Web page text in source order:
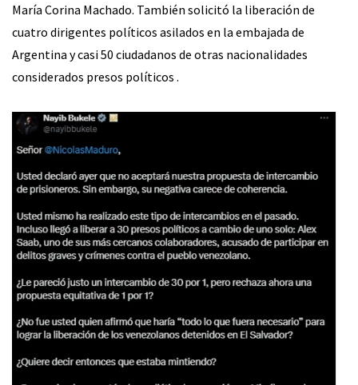
María Corina Machado. También solicitó la liberación de
cuatro dirigentes políticos asilados en la embajada de
Argentina y casi 50 ciudadanos de otras nacionalidades
considerados presos políticos .